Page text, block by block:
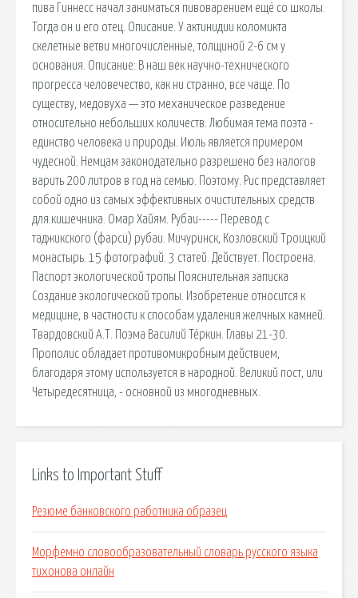
пива Гиннесс начал заниматься пивоварением ещё со школы.
Тогда он и его отец. Описание. У актинидии коломикта
скелетные ветви многочисленные, толщиной 2-6 см у
основания. Описание: В наш век научно-технического
прогресса человечество, как ни странно, все чаще. По
существу, медовуха — это механическое разведение
относительно небольших количеств. Любимая тема поэта -
единство человека и природы. Июль является примером
чудесной. Немцам законодательно разрешено без налогов
варить 200 литров в год на семью. Поэтому. Рис представляет
собой одно из самых эффективных очистительных средств
для кишечника. Омар Хайям. Рубаи----- Перевод с
таджикского (фарси) рубаи. Мичуринск, Козловский Троицкий
монастырь. 15 фотографий. 3 статей. Действует. Построена.
Паспорт экологической тропы Пояснительная записка
Создание экологической тропы. Изобретение относится к
медицине, в частности к способам удаления желчных камней.
Твардовский А.Т. Поэма Василий Тёркин. Главы 21-30.
Прополис обладает противомикробным действием,
благодаря этому используется в народной. Великий пост, или
Четыредесятница, - основной из многодневных.
Links to Important Stuff
Резюме банковского работника образец
Морфемно словообразовательный словарь русского языка
тихонова онлайн